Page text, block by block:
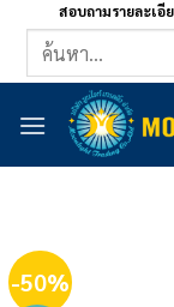
สอบถามรายละเ
ค้นหา:
-50%